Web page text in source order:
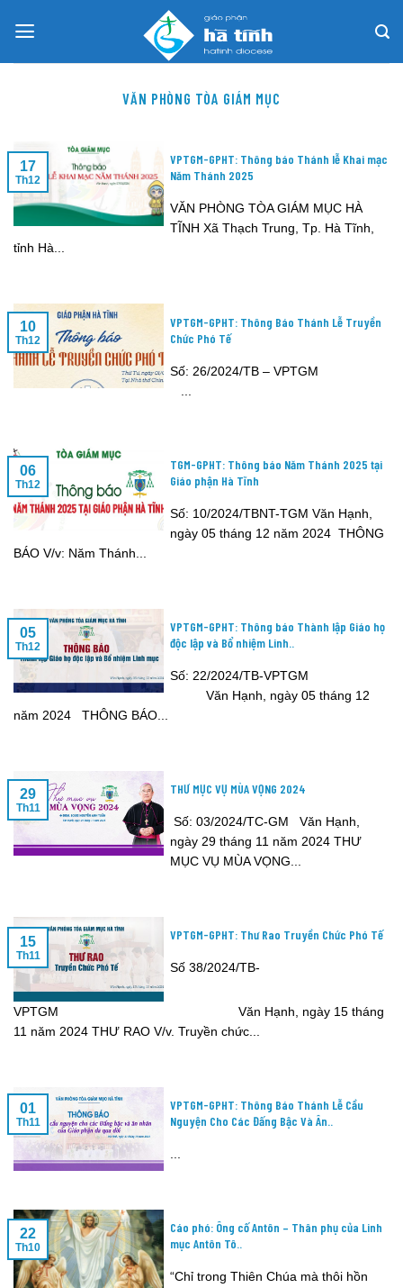
VĂN PHÒNG TÒA GIÁM MỤC
VPTGM-GPHT: Thông báo Thánh lễ Khai mạc
Năm Thánh 2025
VĂN PHÒNG TÒA GIÁM MỤC HÀ
TĨNH Xã Thạch Trung, Tp. Hà Tĩnh,
tỉnh Hà...
17
Th12
VPTGM-GPHT: Thông Báo Thánh Lễ Truyền
Chức Phó Tế
Số: 26/2024/TB – VPTGM
10
Th12
TGM-GPHT: Thông báo Năm Thánh 2025 tại
Giáo phận Hà Tĩnh
Số: 10/2024/TBNT-TGM Văn Hạnh,
ngày 05 tháng 12 năm 2024 THÔNG
BÁO V/v: Năm Thánh...
06
Th12
VPTGM-GPHT: Thông báo Thành lập Giáo họ
độc lập và Bổ nhiệm Linh..
Số: 22/2024/TB-VPTGM
Văn Hạnh, ngày 05 tháng 12
năm 2024 THÔNG BÁO...
05
Th12
THƯ MỤC VỤ MÙA VỌNG 2024
Số: 03/2024/TC-GM Văn Hạnh,
ngày 29 tháng 11 năm 2024 THƯ
MỤC VỤ MÙA VỌNG...
29
Th11
VPTGM-GPHT: Thư Rao Truyền Chức Phó Tế
Số 38/2024/TB-
VPTGM Văn Hạnh, ngày 15 tháng
11 năm 2024 THƯ RAO V/v. Truyền chức...
15
Th11
VPTGM-GPHT: Thông Báo Thánh Lễ Cầu
Nguyện Cho Các Đấng Bậc Và Ân..
01
Th11
Cáo phó: Ông cố Antôn – Thân phụ của Linh
mục Antôn Tô..
“Chỉ trong Thiên Chúa mà thôi hồn
22
Th10